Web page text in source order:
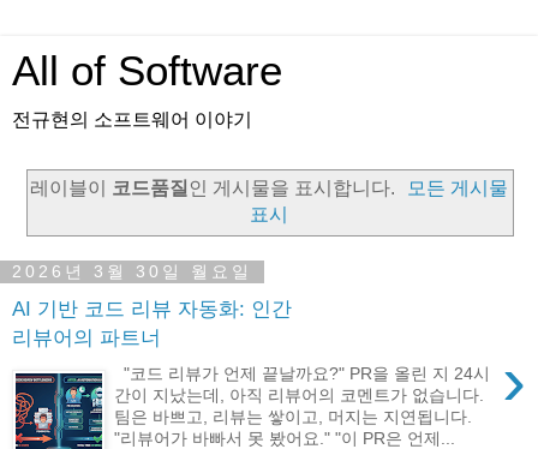
All of Software
전규현의 소프트웨어 이야기
레이블이 코드품질 인 게시물을 표시합니다.
모든 게시물
표시
2026년 3월 30일 월요일
AI 기반 코드 리뷰 자동화: 인간
리뷰어의 파트너
›
"코드 리뷰가 언제 끝날까요?" PR을 올린 지 24시
간이 지났는데, 아직 리뷰어의 코멘트가 없습니다.
팀은 바쁘고, 리뷰는 쌓이고, 머지는 지연됩니다.
"리뷰어가 바빠서 못 봤어요." "이 PR은 언제...